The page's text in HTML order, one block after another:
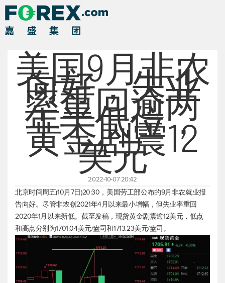
美国9月非农
向好，失业
率重回逾两
年半低位，
黄金剧震12
美元
2022-10-07 20:42
北京时间周五(10月7日)20:30，美国劳工部公布的9月非农就业报
告向好。尽管非农创2021年4月以来最小增幅，但失业率重回
2020年1月以来新低。截至发稿， 现货黄金剧震逾12美元，低点
和高点分别为1701.04美元/盎司和1713.23美元/盎司。